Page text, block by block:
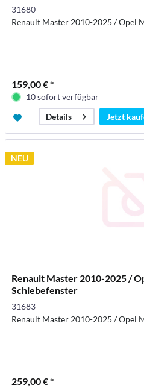
31680
Renault Master 2010-2025 / Opel
159,00 € *
10 sofort verfügbar
Details
Jetzt
NEU
Renault Master 2010-2025 /
Schiebefenster
31683
Renault Master 2010-2025 / Opel
259,00 € *